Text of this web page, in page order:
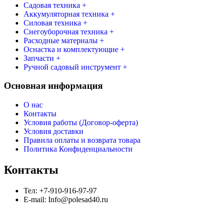
Садовая техника +
Аккумуляторная техника +
Силовая техника +
Снегоуборочная техника +
Расходные материалы +
Оснастка и комплектующие +
Запчасти +
Ручной садовый инструмент +
Основная информация
О нас
Контакты
Условия работы (Договор-оферта)
Условия доставки
Правила оплаты и возврата товара
Политика Конфиденциальности
Контакты
Тел: +7-910-916-97-97
E-mail: Info@polesad40.ru